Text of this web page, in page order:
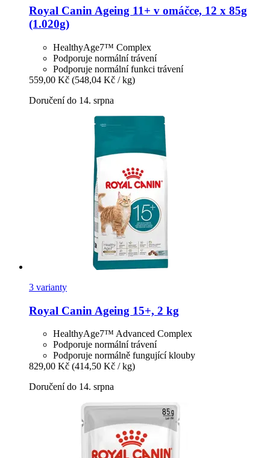
Royal Canin Ageing 11+ v omáčce, 12 x 85g
(1.020g)
HealthyAge7™ Complex
Podporuje normální trávení
Podporuje normální funkci trávení
559,00 Kč (548,04 Kč / kg)
Doručení do 14. srpna
3 varianty
Royal Canin Ageing 15+, 2 kg
HealthyAge7™ Advanced Complex
Podporuje normální trávení
Podporuje normálně fungující klouby
829,00 Kč (414,50 Kč / kg)
Doručení do 14. srpna